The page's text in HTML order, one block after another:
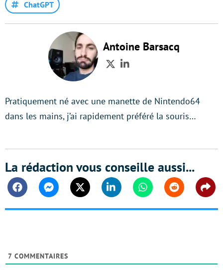
ChatGPT
Antoine Barsacq
TwitterLinkedIn
Pratiquement né avec une manette de Nintendo64
dans les mains, j’ai rapidement préféré la souris…
La rédaction vous conseille aussi...
FacebookMessengerTwitter Linkedin WhatsappReddit
7 COMMENTAIRES